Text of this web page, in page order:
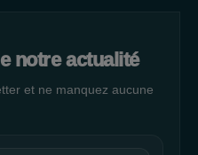
notre actualité
et ne manquez aucune